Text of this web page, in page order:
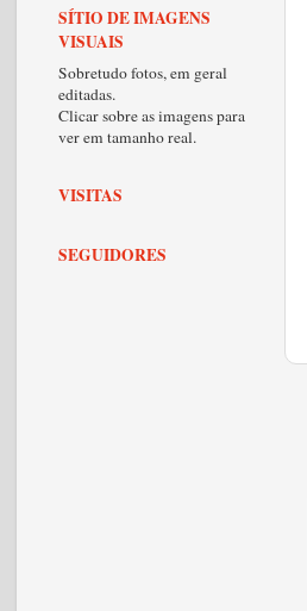
SÍTIO DE IMAGENS
VISUAIS
Sobretudo fotos, em geral
editadas.
Clicar sobre as imagens para
ver em tamanho real.
VISITAS
SEGUIDORES